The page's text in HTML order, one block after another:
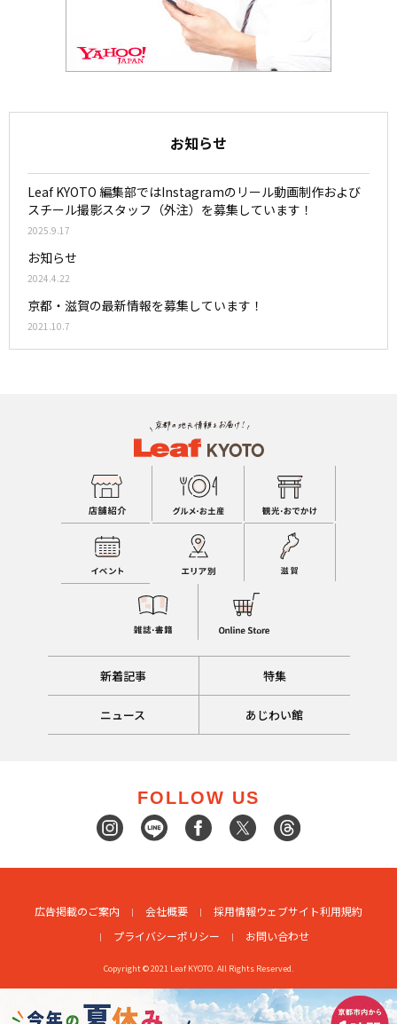
お知らせ
Leaf KYOTO 編集部ではInstagramのリール動画制作および
スチール撮影スタッフ（外注）を募集しています！
2025.9.17
お知らせ
2024.4.22
京都・滋賀の最新情報を募集しています！
2021.10.7
新着記事 特集
ニュース あじわい館
FOLLOW US
広告掲載のご案内 会社概要 採用情報ウェブサイト利用規約
プライバシーポリシー
お問い合わせ
Copyright © 2021 Leaf KYOTO. All Rights Reserved.